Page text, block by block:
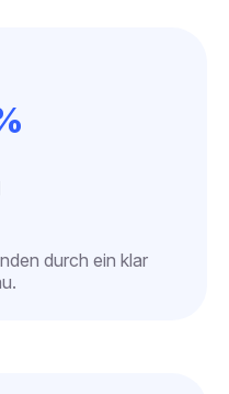
durch ein klar